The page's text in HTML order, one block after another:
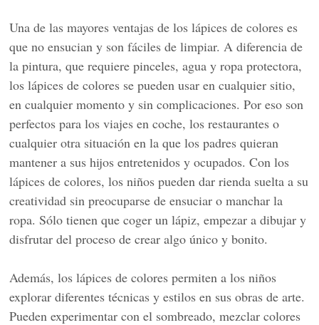
Una de las mayores ventajas de los lápices de colores es
que no ensucian y son fáciles de limpiar. A diferencia de
la pintura, que requiere pinceles, agua y ropa protectora,
los lápices de colores se pueden usar en cualquier sitio,
en cualquier momento y sin complicaciones. Por eso son
perfectos para los viajes en coche, los restaurantes o
cualquier otra situación en la que los padres quieran
mantener a sus hijos entretenidos y ocupados. Con los
lápices de colores, los niños pueden dar rienda suelta a su
creatividad sin preocuparse de ensuciar o manchar la
ropa. Sólo tienen que coger un lápiz, empezar a dibujar y
disfrutar del proceso de crear algo único y bonito.
Además, los lápices de colores permiten a los niños
explorar diferentes técnicas y estilos en sus obras de arte.
Pueden experimentar con el sombreado, mezclar colores